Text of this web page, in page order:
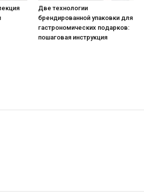
Две технологии
брендированной упаковки для
гастрономических подарков:
пошаговая инструкция